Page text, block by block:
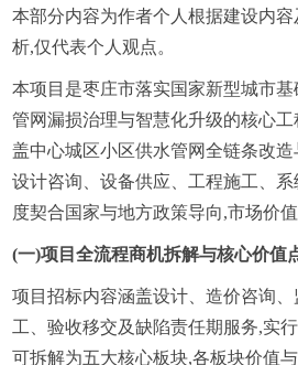
本部分内容为作者个人根据建设内
析,仅代表个人观点。
本项目是枣庄市落实国家新型城市
管网漏损治理与智慧化升级的核心工
盖中心城区小区供水管网全链条改
设计咨询、设备供应、工程施工、
度契合国家与地方政策导向,市场价
(一)项目全流程商机拆解与核心价值
项目招标内容涵盖设计、造价咨询
工、验收移交及缺陷责任期服务,实
可拆解为五大核心板块,各板块价值